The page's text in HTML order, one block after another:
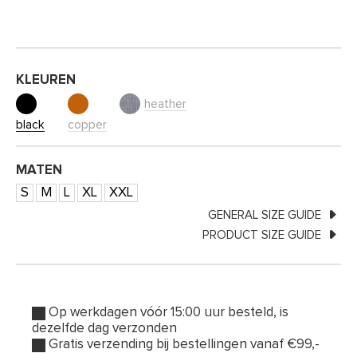
KLEUREN
black copper
heather
MATEN
S
M L XL XXL
GENERAL SIZE GUIDE
PRODUCT SIZE GUIDE
Op werkdagen vóór 15:00 uur besteld, is
dezelfde dag verzonden
Gratis verzending bij bestellingen vanaf €99,-